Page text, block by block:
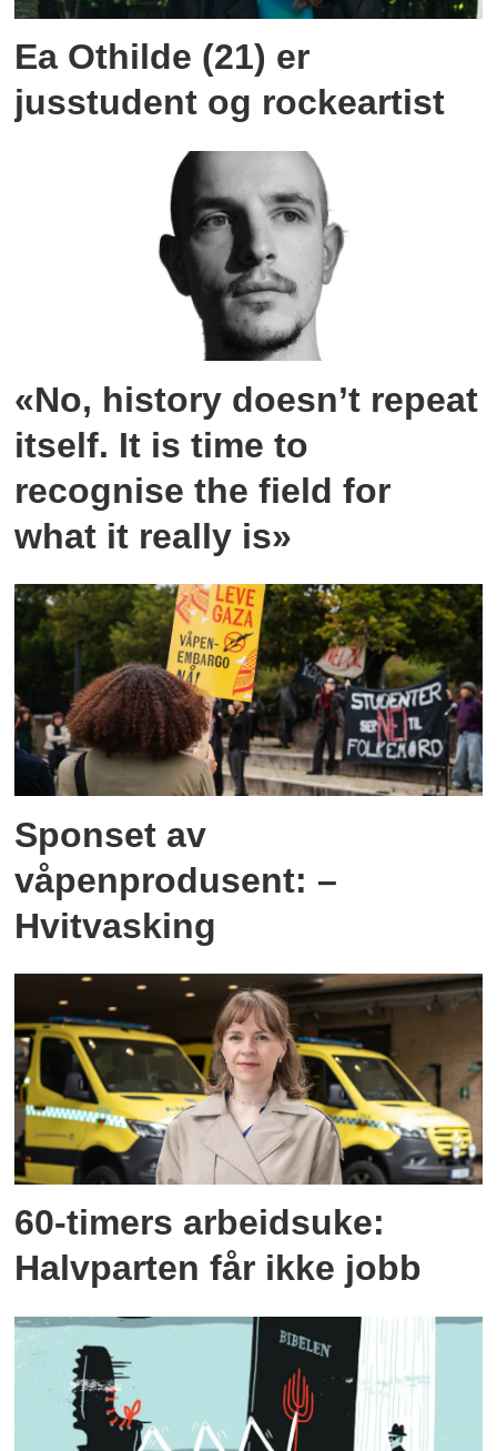
Ea Othilde (21) er
jusstudent og rockeartist
«No, history doesn’t repeat
itself. It is time to
recognise the field for
what it really is»
Sponset av
våpenprodusent: –
Hvitvasking
60-timers arbeidsuke:
Halvparten får ikke jobb